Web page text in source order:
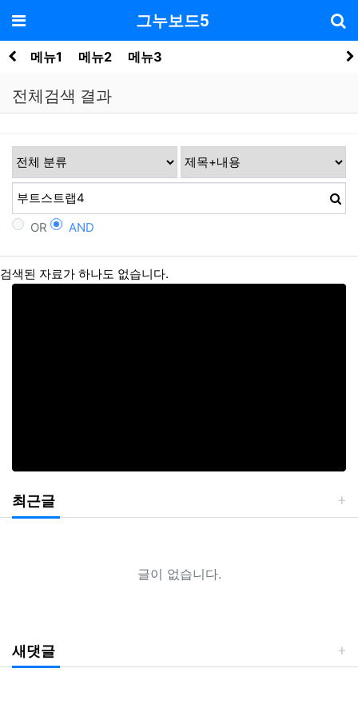
메뉴 그누보드5
메뉴1 메뉴2 메뉴3
전체검색 결과
OR AND
검색된 자료가 하나도 없습니다.
최근글
글이 없습니다.
새댓글